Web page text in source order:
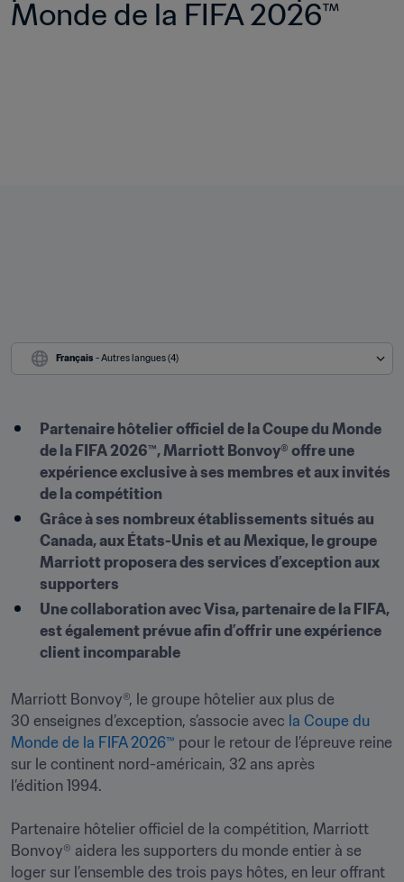
Monde de la FIFA 2026™
Français - Autres langues (4)
Partenaire hôtelier officiel de la Coupe du Monde
de la FIFA 2026™, Marriott Bonvoy® offre une
expérience exclusive à ses membres et aux invités
de la compétition
Grâce à ses nombreux établissements situés au
Canada, aux États-Unis et au Mexique, le groupe
Marriott proposera des services d’exception aux
supporters
Une collaboration avec Visa, partenaire de la FIFA,
est également prévue afin d’offrir une expérience
client incomparable
Marriott Bonvoy®, le groupe hôtelier aux plus de
30 enseignes d’exception, s’associe avec la Coupe du
Monde de la FIFA 2026™ pour le retour de l’épreuve reine
sur le continent nord-américain, 32 ans après
l’édition 1994.
Partenaire hôtelier officiel de la compétition, Marriott
Bonvoy® aidera les supporters du monde entier à se
loger sur l’ensemble des trois pays hôtes, en leur offrant